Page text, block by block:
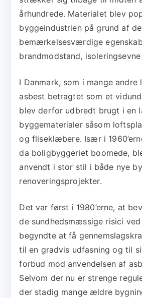
århundrede. Materialet blev
byggeindustrien på grund af
bemærkelsesværdige
brandmodstand,
I Danmark, som i mange andre
asbest betragtet som et
blev derfor udbredt brugt i en
byggematerialer såsom
og fliseklæbere. Især i
da boligbyggeriet boomede,
anvendt i stor stil i både nye
renoveringsprojekter.
Det var først i 1980’erne, at
de sundhedsmæssige risici ved
begyndte at få
til en gradvis udfasning og til
forbud mod anvendelsen af
Selvom der nu er strenge
der stadig mange ældre